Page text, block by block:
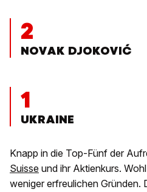
2
NOVAK DJOKOVIĆ
1
UKRAINE
Knapp in die Top-Fünf der
Suisse und ihr Aktienkurs.
weniger erfreulichen Gründen.